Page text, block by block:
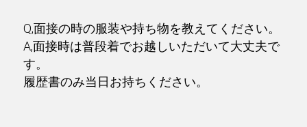
Q,面接の時の服装や持ち物を教えてください。
A,面接時は普段着でお越しいただいて大丈夫で
す。
履歴書のみ当日お持ちください。